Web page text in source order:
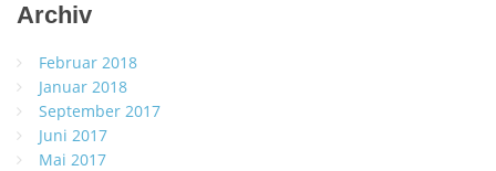
Archiv
Februar 2018
Januar 2018
September 2017
Juni 2017
Mai 2017